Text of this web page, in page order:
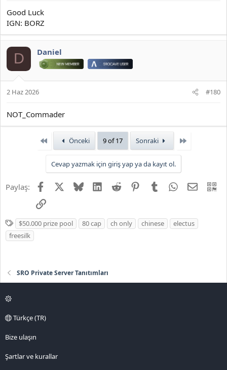
Good Luck
IGN: BORZ
D Daniel
2 Haz 2026 #180
NOT_Commader
Önceki 9 of 17 Sonraki
Cevap yazmak için giriş yap ya da kayıt ol.
Paylaş: Facebook BlueskyLinkedIn
Reddit PinterestTumblr WhatsApp
E-posta
Link
E
t
i
t
l
$50.000 prize pool 80 cap ch only chinese
electus
freesilk
SRO Private Server Tanıtımları
Türkçe (TR)
Bize ulaşın
Şartlar ve kurallar